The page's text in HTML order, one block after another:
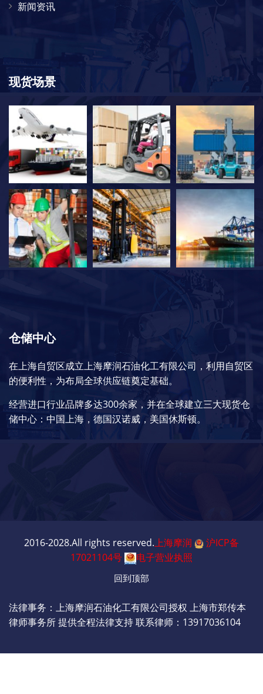
新闻资讯
现货场景
仓储中心
在上海自贸区成立上海摩润石油化工有限公司，利用自贸区
的便利性，为布局全球供应链奠定基础。
经营进口行业品牌多达300余家，并在全球建立三大现货仓
储中心：中国上海，德国汉诺威，美国休斯顿。
2016-2028.All rights reserved.上海摩润
沪ICP备
17021104号
电子营业执照
回到顶部
法律事务：上海摩润石油化工有限公司授权 上海市郑传本
律师事务所 提供全程法律支持 联系律师：13917036104